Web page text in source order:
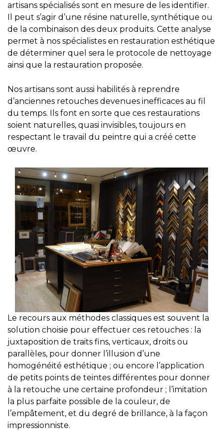
artisans spécialisés sont en mesure de les identifier.
Il peut s’agir d’une résine naturelle, synthétique ou
de la combinaison des deux produits. Cette analyse
permet à nos spécialistes en restauration esthétique
de déterminer quel sera le protocole de nettoyage
ainsi que la restauration proposée.
Nos artisans sont aussi habilités à reprendre
d’anciennes retouches devenues inefficaces au fil
du temps. Ils font en sorte que ces restaurations
soient naturelles, quasi invisibles, toujours en
respectant le travail du peintre qui a créé cette
œuvre.
Le recours aux méthodes classiques est souvent la
solution choisie pour effectuer ces retouches : la
juxtaposition de traits fins, verticaux, droits ou
parallèles, pour donner l’illusion d’une
homogénéité esthétique ; ou encore l’application
de petits points de teintes différentes pour donner
à la retouche une certaine profondeur ; l’imitation
la plus parfaite possible de la couleur, de
l’empâtement, et du degré de brillance, à la façon
impressionniste.